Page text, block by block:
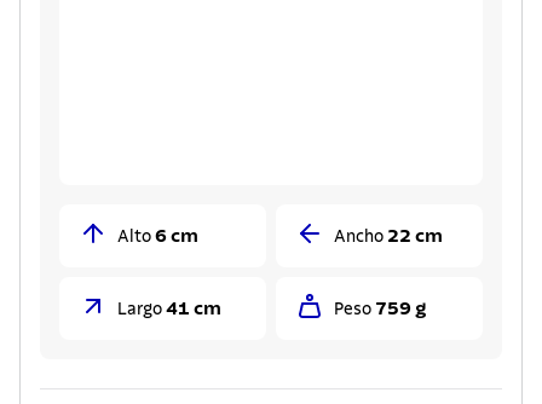
Alto 6 cm Ancho 22 cm
Largo 41 cm Peso 759 g